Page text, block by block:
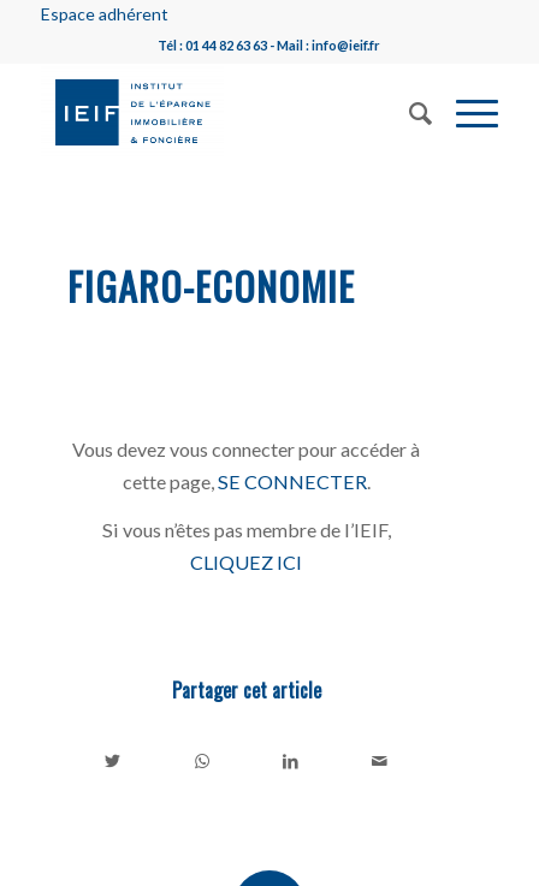
Espace adhérent
Tél : 01 44 82 63 63 - Mail : info@ieif.fr
FIGARO-ECONOMIE
Vous devez vous connecter pour accéder à
cette page, SE CONNECTER
Si vous n’êtes pas membre de l’IEIF,
CLIQUEZ ICI
Partager cet article